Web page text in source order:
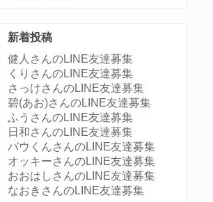
新着投稿
健人さんのLINE友達募集
くりさんのLINE友達募集
さっけさんのLINE友達募集
碧(あお)さんのLINE友達募集
ふうさんのLINE友達募集
日和さんのLINE友達募集
バウくんさんのLINE友達募集
オッキーさんのLINE友達募集
おおはしさんのLINE友達募集
なおきさんのLINE友達募集